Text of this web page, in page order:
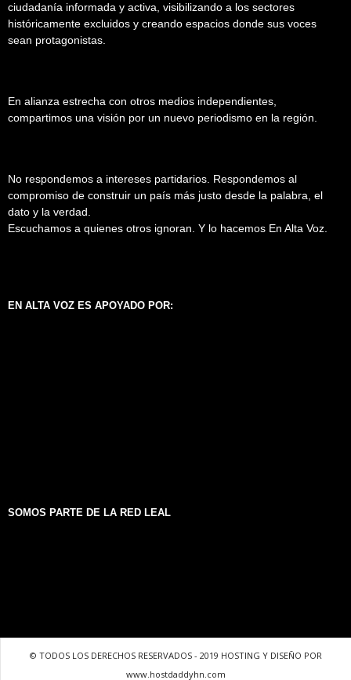
ciudadanía informada y activa, visibilizando a los sectores
históricamente excluidos y creando espacios donde sus voces
sean protagonistas.
En alianza estrecha con otros medios independientes,
compartimos una visión por un nuevo periodismo en la región.
No respondemos a intereses partidarios. Respondemos al
compromiso de construir un país más justo desde la palabra, el
dato y la verdad.
Escuchamos a quienes otros ignoran. Y lo hacemos En Alta Voz.
EN ALTA VOZ ES APOYADO POR:
SOMOS PARTE DE LA RED LEAL
© TODOS LOS DERECHOS RESERVADOS - 2019 HOSTING Y DISEÑO POR
www.hostdaddyhn.com